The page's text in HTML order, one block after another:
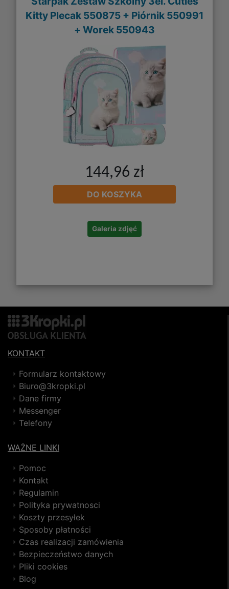
Kitty Plecak 550875 + Piórnik 550991
+ Worek 550943
144,96 zł
DO KOSZYKA
Galeria zdjęć
KONTAKT
Formularz kontaktowy
Biuro@3kropki.pl
Dane firmy
Messenger
Telefony
WAŻNE LINKI
Pomoc
Kontakt
Regulamin
Polityka prywatnosci
Koszty przesyłek
Sposoby płatności
Czas realizacji zamówienia
Bezpieczeństwo danych
Pliki cookies
Blog